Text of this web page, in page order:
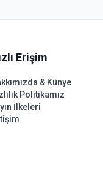
Erişim
& Künye
Politikamız
İlkeleri